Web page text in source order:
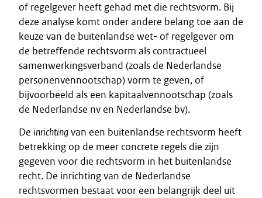
of regelgever heeft gehad met die rechtsvorm. Bij
deze analyse komt onder andere belang toe aan de
keuze van de buitenlandse wet- of regelgever om
de betreffende rechtsvorm als contractueel
samenwerkingsverband (zoals de Nederlandse
personenvennootschap) vorm te geven, of
bijvoorbeeld als een kapitaalvennootschap (zoals
de Nederlandse nv en Nederlandse bv).
De inrichtingvan een buitenlandse rechtsvorm heeft
betrekking op de meer concrete regels die zijn
gegeven voor die rechtsvorm in het buitenlandse
recht. De inrichting van de Nederlandse
rechtsvormen bestaat voor een belangrijk deel uit